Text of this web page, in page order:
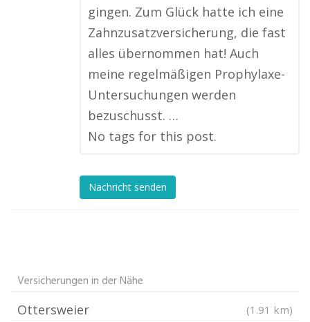
gingen. Zum Glück hatte ich eine
Zahnzusatzversicherung, die fast
alles übernommen hat! Auch
meine regelmäßigen Prophylaxe-
Untersuchungen werden
bezuschusst. …
No tags for this post.
Nachricht senden
Versicherungen in der Nähe
Ottersweier (1.91 km)